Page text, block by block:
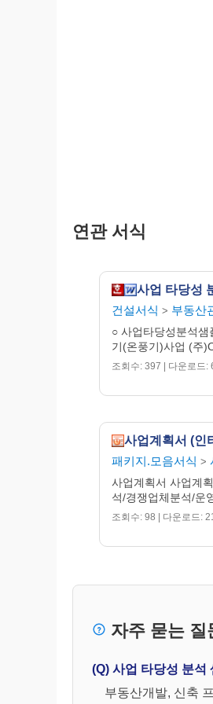
Ⅱ. 계획사업의
3. 계획사업의
4. 사업의 기대
5. 제품의 용도
Ⅲ. 부문별 사업
2. 시설 투자 계획
5. 조직 및 인원
6. 소요 자금 조
7. 사업 추진 일
Ⅳ. 계획사업 수
4. 계획제품의
5. 계획제품의
Ⅵ. 계획사업의
1. 시장성 분석
연관 서식
사업 타당성
건설서식 > 부동산
○ 사업타당성분석
기(온풍기)사업 (주
조회수: 397 | 다운로드:
패키지.모음서식 >
사업계획서 사업계
석/경쟁업체분석/운
조회수: 98 | 다운로드:
자주 묻는 질
(Q) 사업 타당성 분석
부동산개발, 신축